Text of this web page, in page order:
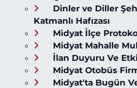
Dinler ve Diller
Katmanlı Hafızası
Midyat İlçe
Midyat Mahalle
İlan Duyuru Ve
Midyat Otobüs
Midyat'ta Bugün